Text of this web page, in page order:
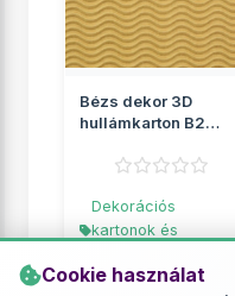
Cookie használat
Bézs dekor 3D
hullámkarton B2
Dekorációs
kartonok és
299 Ft